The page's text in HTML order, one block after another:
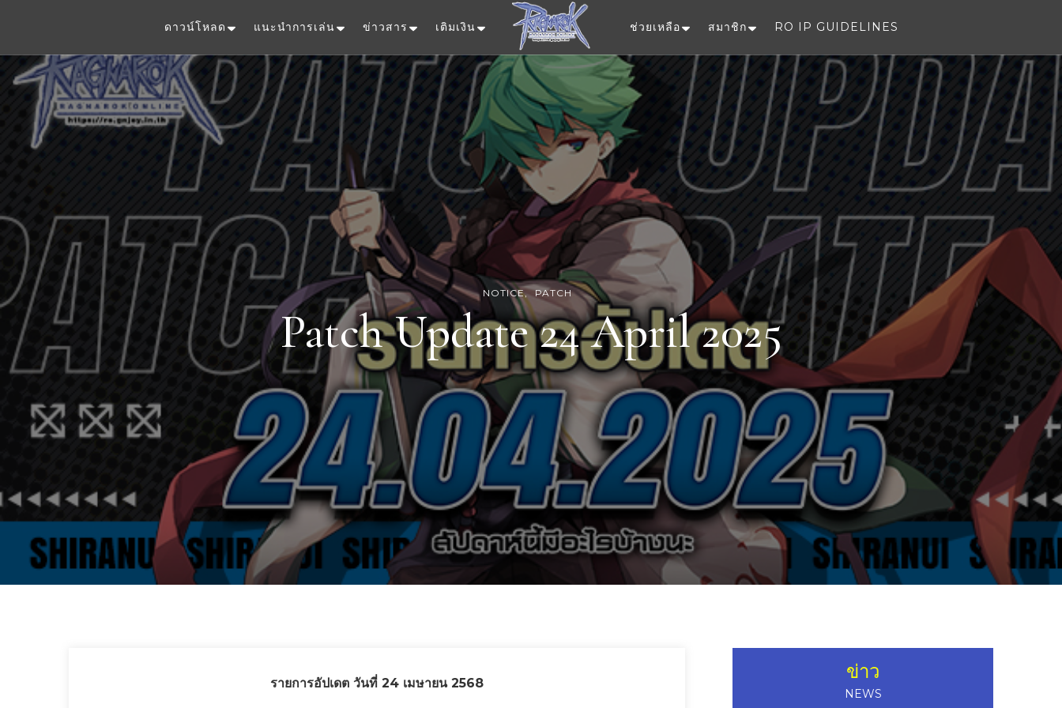
ดาวน์โหลด แนะนำการเล่น ข่าวสาร เติมเงิน
Ragnarok Online
ช่วยเหลือ สมาชิก RO IP GUIDELINES
NOTICE PATCH
Patch Update 24 April 2025
รายการอัปเดต วันที่ 24 เมษายน 2568
ข่าว
NEWS